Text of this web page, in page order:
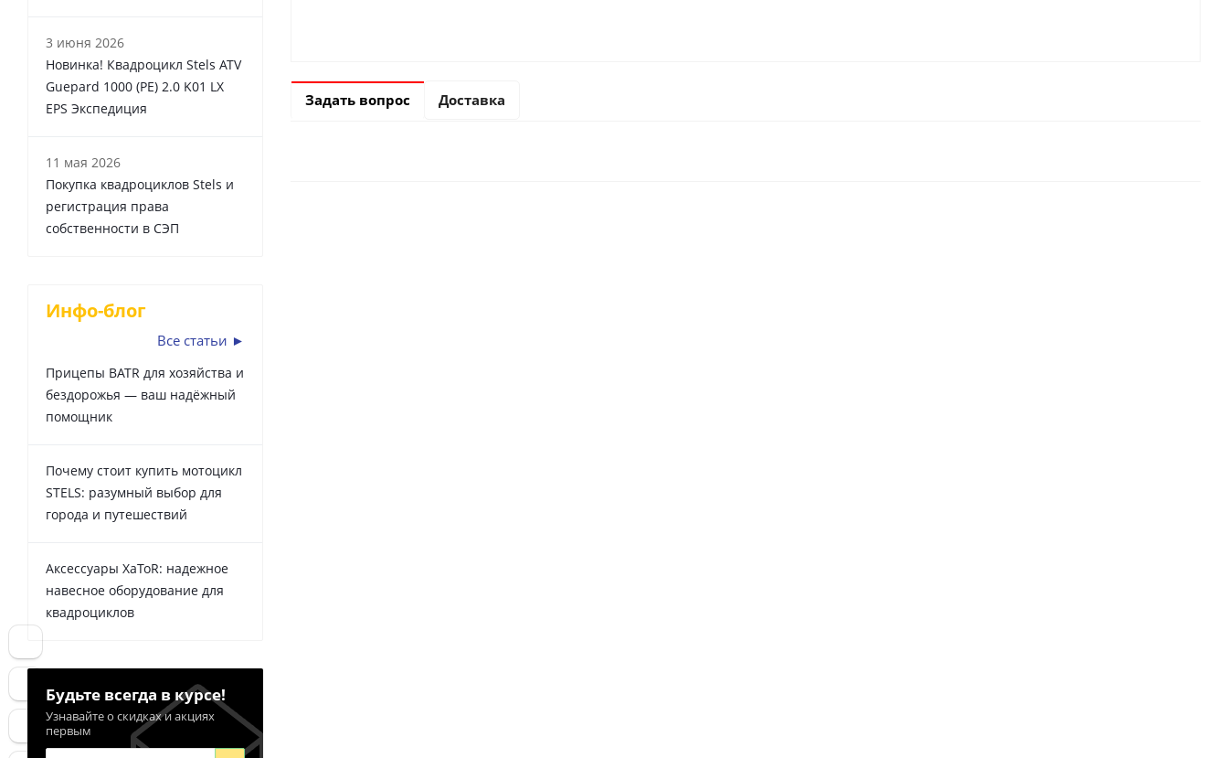
Задать вопрос Доставка
3 июня 2026
Новинка! Квадроцикл Stels ATV
Guepard 1000 (PE) 2.0 K01 LX
EPS Экспедиция
11 мая 2026
Покупка квадроциклов Stels и
регистрация права
собственности в СЭП
Инфо-блог
Все статьи ►
Прицепы BATR для хозяйства и
бездорожья — ваш надёжный
помощник
Почему стоит купить мотоцикл
STELS: разумный выбор для
города и путешествий
Аксессуары XaToR: надежное
навесное оборудование для
квадроциклов
Будьте всегда в курсе!
Узнавайте о скидках и акциях
первым